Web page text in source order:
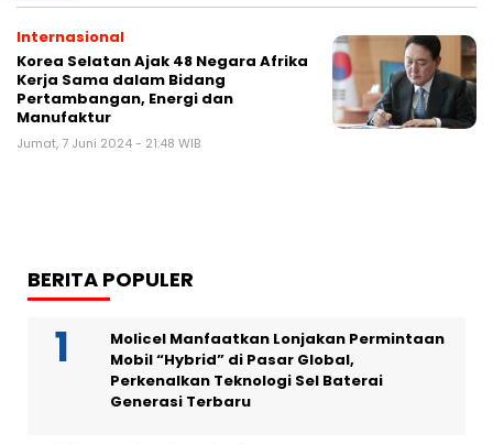
Internasional
Korea Selatan Ajak 48 Negara Afrika
Kerja Sama dalam Bidang
Pertambangan, Energi dan
Manufaktur
Jumat, 7 Juni 2024 - 21:48 WIB
BERITA POPULER
Molicel Manfaatkan Lonjakan Permintaan
Mobil “Hybrid” di Pasar Global,
Perkenalkan Teknologi Sel Baterai
Generasi Terbaru